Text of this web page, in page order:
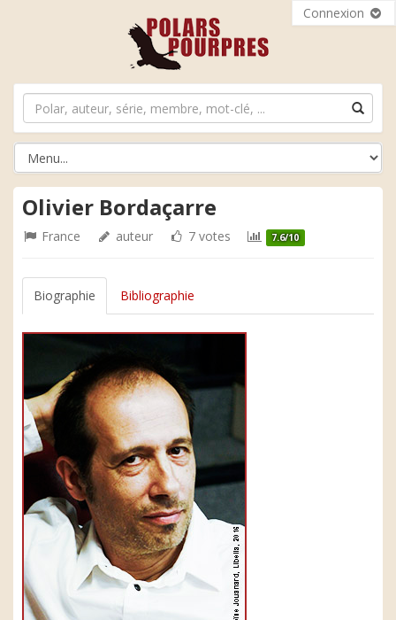
Connexion
Olivier Bordaçarre
France auteur 7 votes 7.6/10
Biographie Bibliographie